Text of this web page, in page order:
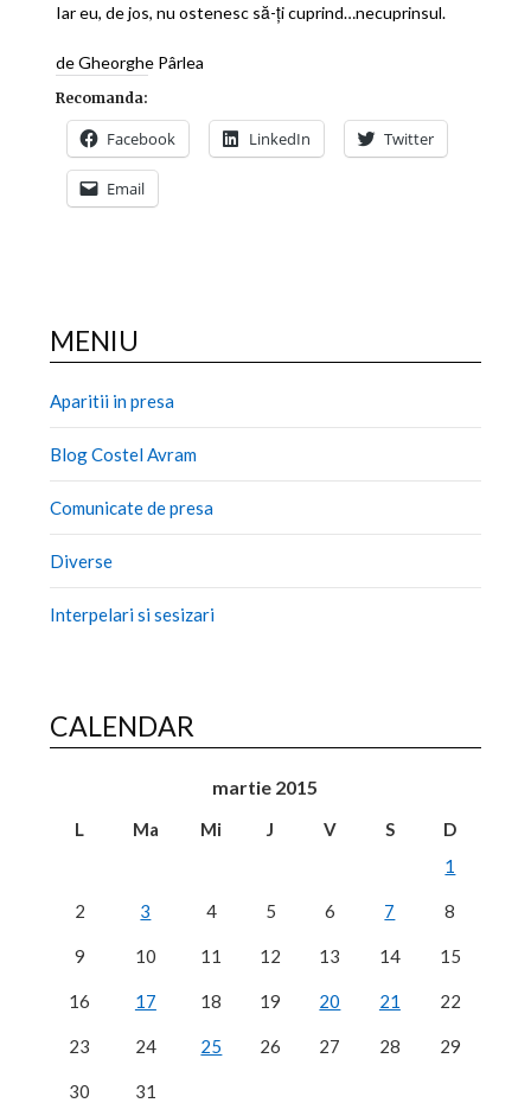
Iar eu, de jos, nu ostenesc să-ţi cuprind…necuprinsul.
de Gheorghe Pârlea
Recomanda:
Facebook LinkedIn Twitter
Email
MENIU
Aparitii in presa
Blog Costel Avram
Comunicate de presa
Diverse
Interpelari si sesizari
CALENDAR
martie 2015
L Ma Mi J V S
D
1
2 3 4 5 6 7 8
9 10 11 12 13 14 15
16 17 18 19 20 21 22
23 24 25 26 27 28 29
30
31